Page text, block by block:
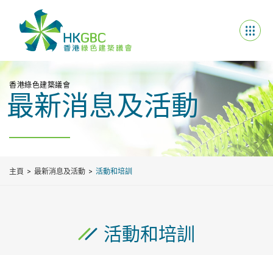
香港綠色建築議會
最新消息及活動
主頁 最新消息及活動 活動和培訓
活動和培訓